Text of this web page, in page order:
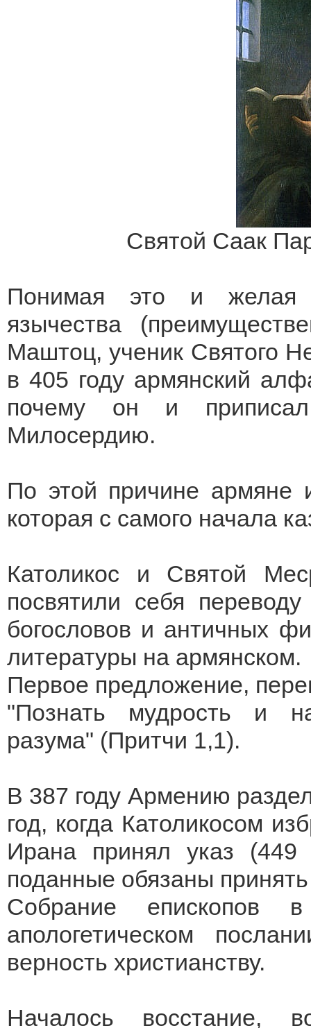
Святой Саак
Понимая это и желая
язычества
Маштоц, ученик Святого
в 405 году армянский
почему он и
Милосердию.
По этой причине армяне
которая с самого начала
Католикос и Святой
посвятили себя
богословов и античных
литературы на армянском.
Первое предложение,
"Познать мудрость и
разума" (Притчи 1,1).
В 387 году Армению
год, когда Католикосом
Ирана принял указ (449
поданные обязаны
Собрание
апологетическом
верность христианству.
Началось восстание,